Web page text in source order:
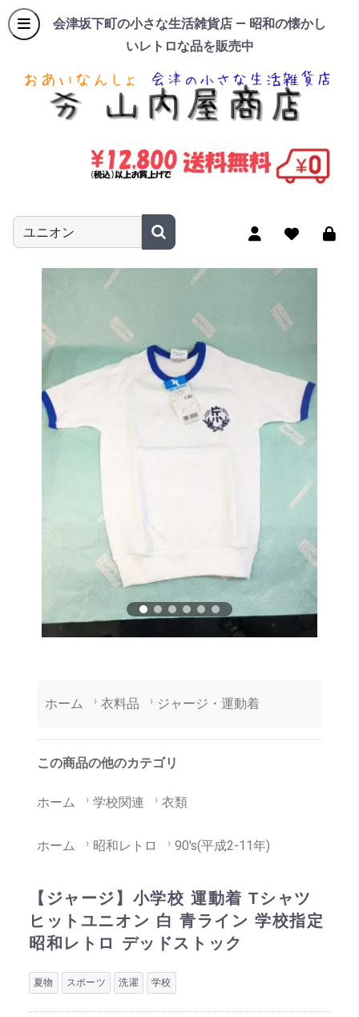
会津坂下町の小さな生活雑貨店 — 昭和の懐かし
いレトロな品を販売中
商品名やキーワードを入力
ホーム 衣料品 ジャージ・運動着
この商品の他のカテゴリ
ホーム 学校関連 衣類
ホーム 昭和レトロ 90's(平成2-11年)
【ジャージ】小学校 運動着 Tシャツ
ヒットユニオン 白 青ライン 学校指定
昭和レトロ デッドストック
夏物 スポーツ 洗濯 学校